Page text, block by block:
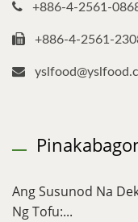
+886-4-2561-
+886-4-2561-
Ang Susunod Na
Ng Tofu:...